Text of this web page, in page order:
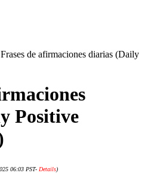
de afirmaciones diarias (Daily
Positive
06:03 PST- Details)